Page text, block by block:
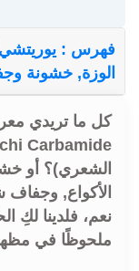
فهرس : يوريتشي
الوزة, خشونة
الشعري)؟ أو
الأكواع, وجفاف
نعم، فلدينا لكِ
ملحوظًا في